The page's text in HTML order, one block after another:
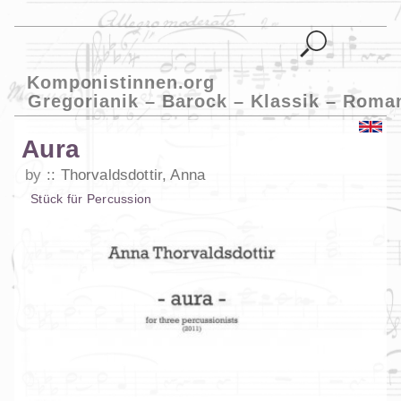
Komponistinnen.org
Gregorianik – Barock – Klassik –
Aura
by Thorvaldsdottir, Anna
Stück für Percussion